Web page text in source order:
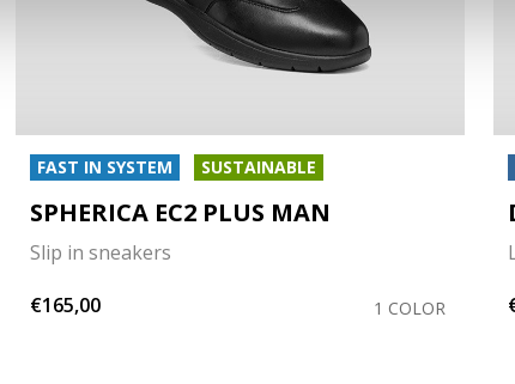
FAST IN SYSTEM SUSTAINABLE
SPHERICA EC2 PLUS MAN
Slip in sneakers
€165,00
1 COLOR